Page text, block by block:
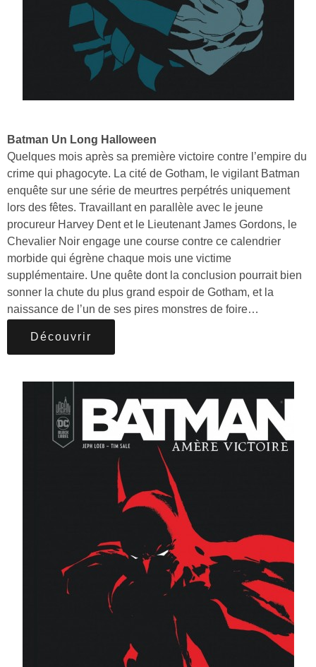
Batman Un Long Halloween
Quelques mois après sa première victoire contre l’empire du
crime qui phagocyte. La cité de Gotham, le vigilant Batman
enquête sur une série de meurtres perpétrés uniquement
lors des fêtes. Travaillant en parallèle avec le jeune
procureur Harvey Dent et le Lieutenant James Gordons, le
Chevalier Noir engage une course contre ce calendrier
morbide qui égrène chaque mois une victime
supplémentaire. Une quête dont la conclusion pourrait bien
sonner la chute du plus grand espoir de Gotham, et la
naissance de l’un de ses pires monstres de foire…
Découvrir